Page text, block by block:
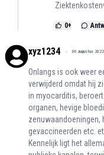
0+
xyz1234 06 augustus
Onlangs is ook weer
verwijderd omdat hij
in myocarditis,
organen, hevige
zenuwaandoeningen,
gevaccineerden etc.
Kennelijk ligt het